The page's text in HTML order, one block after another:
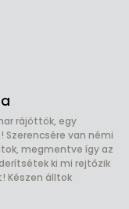
rájöttök, egy
van némi
megmentve így az
ki mi rejtőzik
Készen álltok